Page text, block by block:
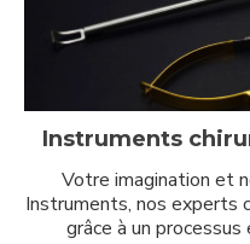
Instruments
Votre imagination et
Instruments, nos experts
grâce à un